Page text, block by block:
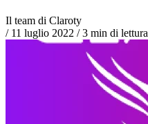
Il team di Claroty
/ 11 luglio 2022 /3 min di lettura